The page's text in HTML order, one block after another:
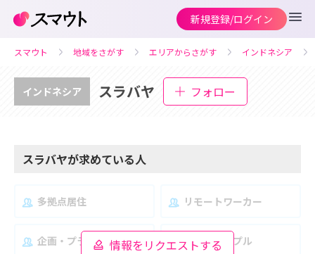
新規登録/ログイン
スマウト 地域をさがす エリアからさがす インドネシア
インドネシア スラバヤ フォロー
スラバヤが求めている人
情報をリクエストする
多拠点居住 リモートワーカー
企画・プランナー 夫婦・カップル